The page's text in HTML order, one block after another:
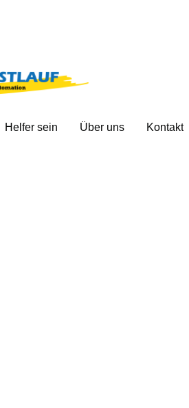
Helfer sein Über uns Kontakt